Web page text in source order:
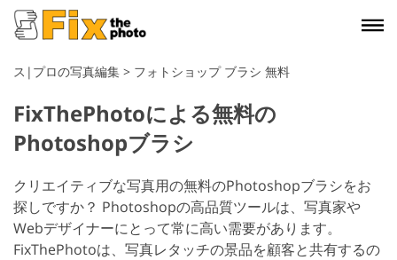
ス|プロの写真編集 > フォトショップ ブラシ 無料
FixThePhotoによる無料の
Photoshopブラシ
クリエイティブな写真用の無料のPhotoshopブラシをお
探しですか？ Photoshopの高品質ツールは、写真家や
Webデザイナーにとって常に高い需要があります。
FixThePhotoは、写真レタッチの景品を顧客と共有するの